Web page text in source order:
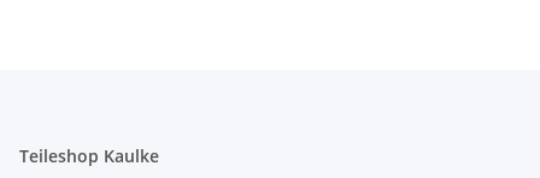
Teileshop Kaulke